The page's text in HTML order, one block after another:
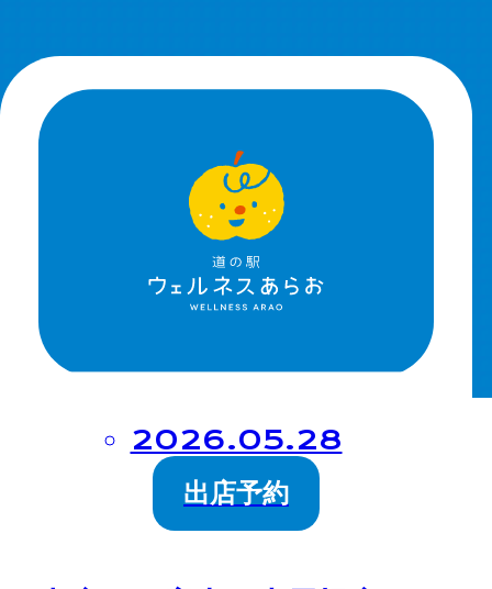
直売所出荷者募
集
落とし物
営業情報
2026.05.28
出店予約